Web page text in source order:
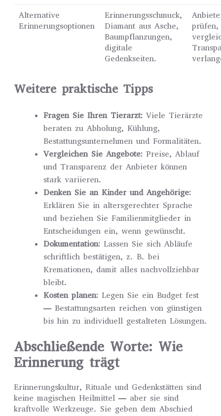
Alternative
Erinnerungsoptionen
Erinnerungsschmuck,
Diamant aus Asche,
Baumpflanzungen,
digitale
Gedenkseiten.
prüfen,
Weitere praktische Tipps
Fragen Sie Ihren Tierarzt: Viele Tierärzte
beraten zu Abholung, Kühlung,
Bestattungsunternehmen und Formalitäten.
Vergleichen Sie Angebote: Preise, Ablauf
und Transparenz der Anbieter können
stark variieren.
Denken Sie an Kinder und Angehörige:
Erklären Sie in altersgerechter Sprache
und beziehen Sie Familienmitglieder in
Entscheidungen ein, wenn gewünscht.
Dokumentation: Lassen Sie sich Abläufe
schriftlich bestätigen, z. B. bei
Kremationen, damit alles nachvollziehbar
bleibt.
Kosten planen: Legen Sie ein Budget fest
— Bestattungsarten reichen von günstigen
bis hin zu individuell gestalteten Lösungen.
Abschließende Worte: Wie
Erinnerung trägt
Erinnerungskultur, Rituale und Gedenkstätten sind
keine magischen Heilmittel — aber sie sind
kraftvolle Werkzeuge. Sie geben dem Abschied